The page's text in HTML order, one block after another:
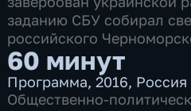
заданию СБУ собирал
российского
60 минут
Программа,2016, Россия
Общественно-